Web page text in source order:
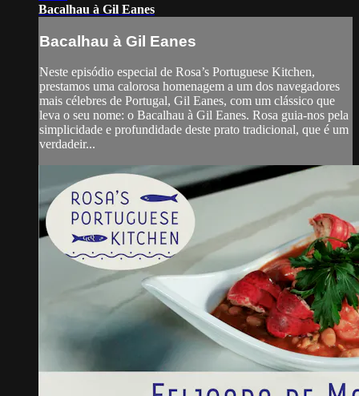
Bacalhau à Gil Eanes
Bacalhau à Gil Eanes
Neste episódio especial de Rosa’s Portuguese Kitchen,
prestamos uma calorosa homenagem a um dos navegadores
mais célebres de Portugal, Gil Eanes, com um clássico que
leva o seu nome: o Bacalhau à Gil Eanes. Rosa guia-nos pela
simplicidade e profundidade deste prato tradicional, que é um
verdadeir...